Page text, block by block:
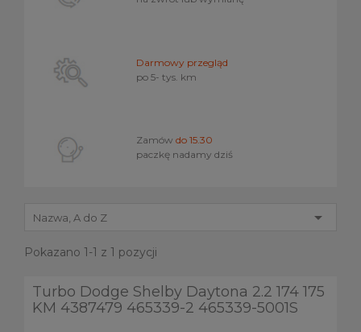
Darmowy przegląd
po 5- tys. km
Zamówdo 15.30
paczkę nadamy dziś
Nazwa, A do Z 
Pokazano 1-1 z 1 pozycji
Turbo Dodge Shelby Daytona 2.2 174 175
KM 4387479 465339-2 465339-5001S